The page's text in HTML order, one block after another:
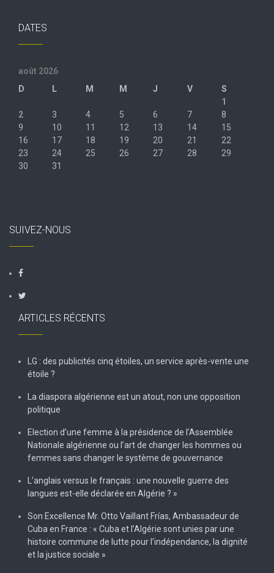
DATES
août 2026
D
L M M J V
S
1
2
3 4 5 6 7
8
9
10 11 12 13 14
15
16
17 18 19 20 21
22
23
24 25 26 27 28
29
30
31
SUIVEZ-NOUS
ARTICLES RÉCENTS
LG : des publicités cinq étoiles, un service après-vente une
étoile ?
La diaspora algérienne est un atout, non une opposition
politique
Election d’une femme à la présidence de l’Assemblée
Nationale algérienne ou l’art de changer les hommes ou
femmes sans changer le système de gouvernance
L’anglais versus le français : une nouvelle guerre des
langues est-elle déclarée en Algérie ? »
Son Excellence Mr. Otto Vaillant Frías, Ambassadeur de
Cuba en France : « Cuba et l’Algérie sont unies par une
histoire commune de lutte pour l’indépendance, la dignité
et la justice sociale »